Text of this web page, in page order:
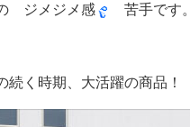
ジメジメ感 苦手です。
続く時期、大活躍の商品！